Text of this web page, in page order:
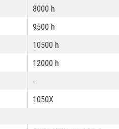
8000 h
9500 h
10500 h
12000 h
-
1050X